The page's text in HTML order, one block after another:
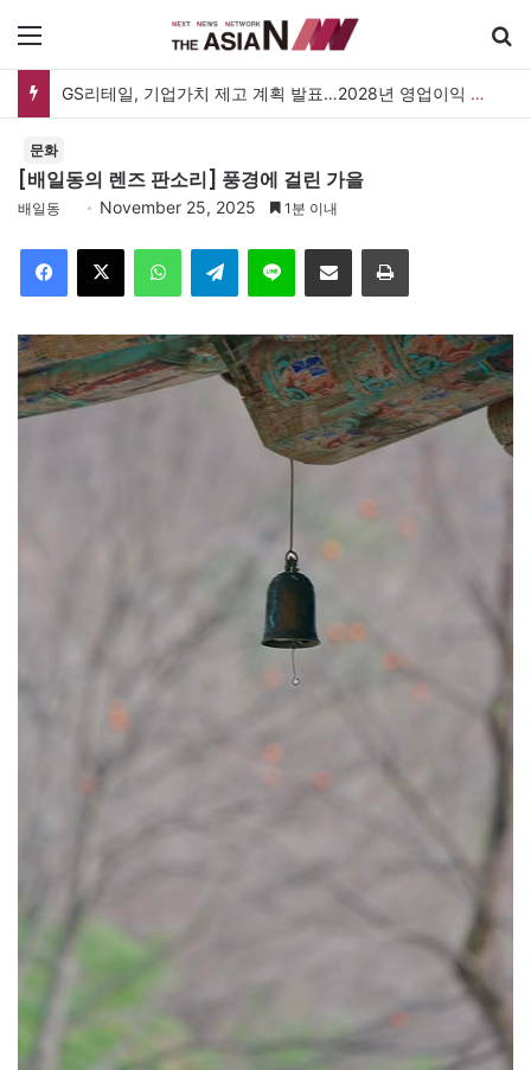
메뉴
GS리테일, 기업가치 제고 계획 발표…2028년 영업이익 3,800억 원 목표
문화
[배일동의 렌즈 판소리] 풍경에 걸린 가을
배일동 November 25, 2025 1분 이내
Facebook
X WhatsAppTelegramLine 이메일 인쇄